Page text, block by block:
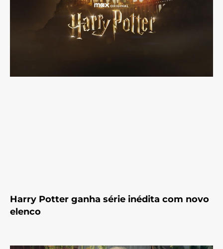
Harry Potter ganha série inédita com novo
elenco